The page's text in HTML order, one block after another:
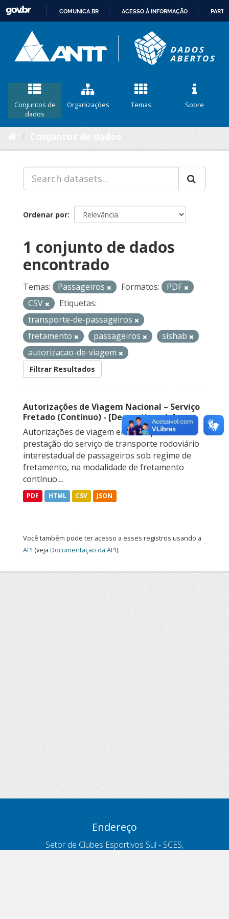
CONTEÚDO
COMUNICA BR ACESSO À INFORMAÇÃO
Conjuntos de
dados
Organizações Temas Sobre
Ordenar por
1 conjunto de dados
encontrado
Temas: Passageiros Formatos:
PDF
CSV
Etiquetas:
transporte-de-passageiros
fretamento
passageiros
sishab
autorizacao-de-viagem
Filtrar Resultados
Autorizações de Viagem Nacional – Serviço
Fretado (Contínuo) - [Descontinuado]
Autorizações de viagem emitidas para a
prestação do serviço de transporte rodoviário
interestadual de passageiros sob regime de
fretamento, na modalidade de fretamento
contínuo....
PDF HTML CSV JSON
Você também pode ter acesso a esses registros usando a
API (veja Documentação da API).
Endereço
Setor de Clubes Esportivos Sul - SCES,